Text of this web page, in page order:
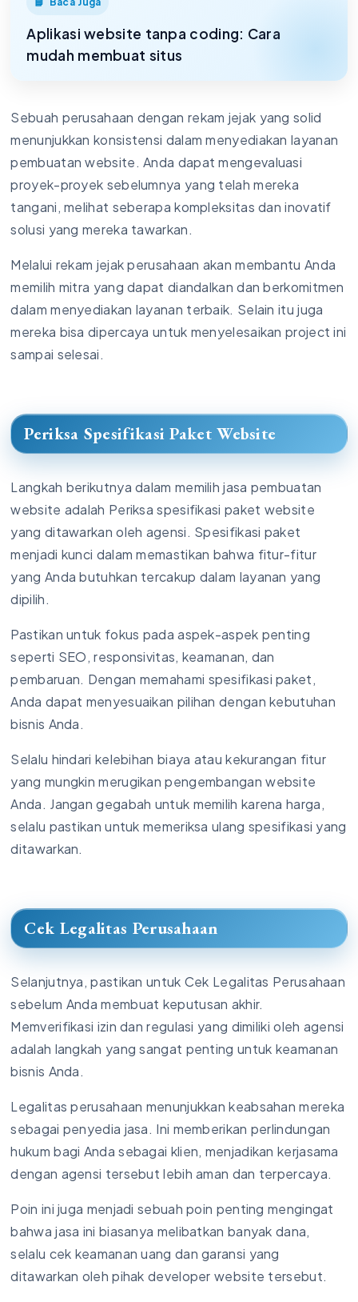
Aplikasi website tanpa coding: Cara
mudah membuat situs
Sebuah perusahaan dengan rekam jejak yang solid
menunjukkan konsistensi dalam menyediakan layanan
pembuatan website. Anda dapat mengevaluasi
proyek-proyek sebelumnya yang telah mereka
tangani, melihat seberapa kompleksitas dan inovatif
solusi yang mereka tawarkan.
Melalui rekam jejak perusahaan akan membantu Anda
memilih mitra yang dapat diandalkan dan berkomitmen
dalam menyediakan layanan terbaik. Selain itu juga
mereka bisa dipercaya untuk menyelesaikan project ini
sampai selesai.
Periksa Spesifikasi Paket Website
Langkah berikutnya dalam memilih jasa pembuatan
website adalah Periksa spesifikasi paket website
yang ditawarkan oleh agensi. Spesifikasi paket
menjadi kunci dalam memastikan bahwa fitur-fitur
yang Anda butuhkan tercakup dalam layanan yang
dipilih.
Pastikan untuk fokus pada aspek-aspek penting
seperti SEO, responsivitas, keamanan, dan
pembaruan. Dengan memahami spesifikasi paket,
Anda dapat menyesuaikan pilihan dengan kebutuhan
bisnis Anda.
Selalu hindari kelebihan biaya atau kekurangan fitur
yang mungkin merugikan pengembangan website
Anda. Jangan gegabah untuk memilih karena harga,
selalu pastikan untuk memeriksa ulang spesifikasi yang
ditawarkan.
Cek Legalitas Perusahaan
Selanjutnya, pastikan untuk Cek Legalitas Perusahaan
sebelum Anda membuat keputusan akhir.
Memverifikasi izin dan regulasi yang dimiliki oleh agensi
adalah langkah yang sangat penting untuk keamanan
bisnis Anda.
Legalitas perusahaan menunjukkan keabsahan mereka
sebagai penyedia jasa. Ini memberikan perlindungan
hukum bagi Anda sebagai klien, menjadikan kerjasama
dengan agensi tersebut lebih aman dan terpercaya.
Poin ini juga menjadi sebuah poin penting mengingat
bahwa jasa ini biasanya melibatkan banyak dana,
selalu cek keamanan uang dan garansi yang
ditawarkan oleh pihak developer website tersebut.